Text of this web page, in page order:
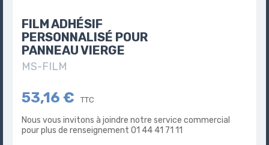
FILM ADHÉSIF
PERSONNALISÉ POUR
PANNEAU VIERGE
MS-FILM
53,16 € TTC
Nous vous invitons à joindre notre service commercial
pour plus de renseignement 01 44 41 71 11